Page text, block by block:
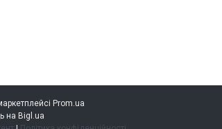
Prom.ua
на Bigl.ua